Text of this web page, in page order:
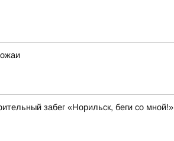
забег «Норильск, беги со мной!»